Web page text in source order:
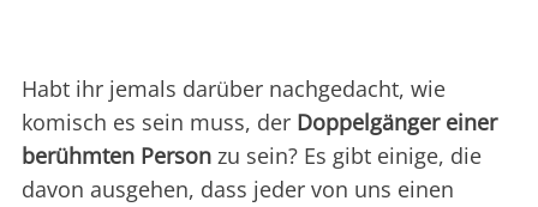
Habt ihr jemals darüber nachgedacht, wie
komisch es sein muss, der Doppelgänger einer
berühmten Person zu sein? Es gibt einige, die
davon ausgehen, dass jeder von uns einen